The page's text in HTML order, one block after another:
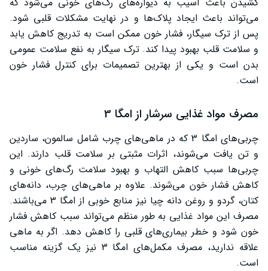
می‌تواند باعث ایجاد پلاک‌ها و در نهایت مشکلات قلبی شود.
پس از ترک سیگار، فشار خون ممکن است به تدریج کاهش یابد
و سلامت قلب بهبود پیدا کند. ترک سیگار به نفع سلامت عمومی
بدن است و یکی از بهترین تصمیمات برای کنترل فشار خون
است.
مصرف مواد غذایی سرشار از امگا 3
چربی‌های امگا 3 که در ماهی‌های چرب شامل سالمون، ساردین
و تن یافت می‌شوند، اثرات مثبتی بر سلامت قلب دارند. این
چربی‌ها سبب کاهش التهاب و بهبود سلامت رگ‌های خونی و
کاهش فشار خون می‌شوند. علاوه بر ماهی‌های چرب، دانه‌های
کتان، گردو و روغن دانه چیا نیز منابع خوبی از امگا 3 می‌باشند.
مصرف این مواد غذایی به طور منظم می‌تواند سبب کاهش فشار
خون شود و خطر بیماری‌های قلبی را کاهش دهد. اگر به ماهی
علاقه ندارید، مصرف مکمل‌های امگا 3 نیز یک گزینه مناسب
است.